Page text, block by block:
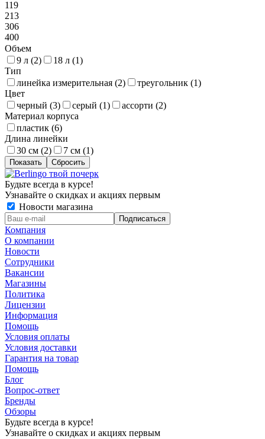
119
213
306
400
Объем
9 л (2) 18 л (1)
Тип
линейка измерительная (2) треугольник (1)
Цвет
черный (3) серый (1) ассорти (2)
Материал корпуса
пластик (6)
Длина линейки
30 см (2) 7 см (1)
Сбросить
Будьте всегда в курсе!
Узнавайте о скидках и акциях первым
Новости магазина
Компания
О компании
Новости
Сотрудники
Вакансии
Магазины
Политика
Лицензии
Информация
Помощь
Условия оплаты
Условия доставки
Гарантия на товар
Помощь
Блог
Вопрос-ответ
Бренды
Обзоры
Будьте всегда в курсе!
Узнавайте о скидках и акциях первым